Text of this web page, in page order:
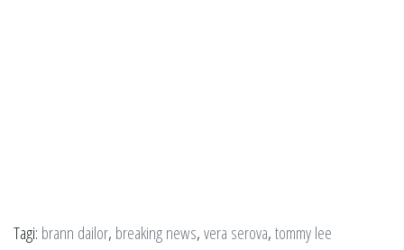
Tagi: brann dailor, breaking news,vera serova,tommy lee